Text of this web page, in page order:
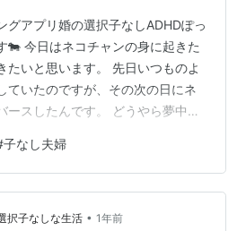
グアプリ婚の選択子なしADHDぽっ
🐄 今日はネコチャンの身に起きた
たいと思います。 先日いつものよ
ていたのですが、その次の日にネ
ースしたんです。 どうやら夢中で
でネコチャンを連れてオットと動
聞くと「糸は猫にとってとても危
に引っかかったりすると腸がズタ
で摘出をおすすめしますがどうし
子なし夫婦
択子なしな生活 • 1年前